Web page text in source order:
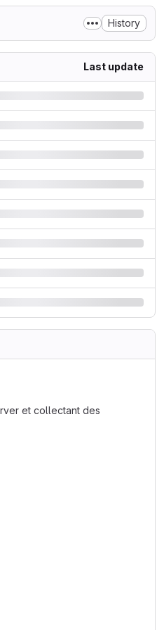
History
Last update
et collectant des